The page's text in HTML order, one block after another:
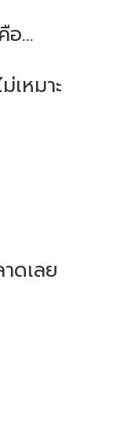
...
เหมาะ
ดเลย